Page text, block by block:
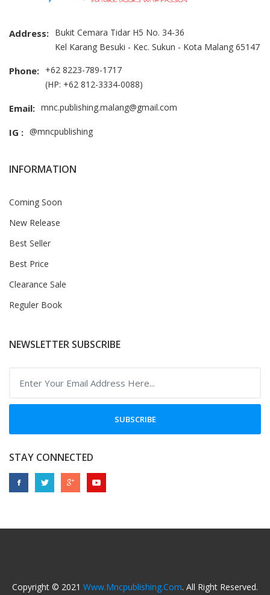
Address: Bukit Cemara Tidar H5 No. 34-36
Kel Karang Besuki - Kec. Sukun - Kota Malang 65147
Phone: +62 8223-789-1717
(HP: +62 812-3334-0088)
Email: mnc.publishing.malang@gmail.com
IG : @mncpublishing
INFORMATION
Coming Soon
New Release
Best Seller
Best Price
Clearance Sale
Reguler Book
NEWSLETTER SUBSCRIBE
SUBSCRIBE
STAY CONNECTED
Copyright © 2021 Www.mncpublishing.com. All Right Reserved.